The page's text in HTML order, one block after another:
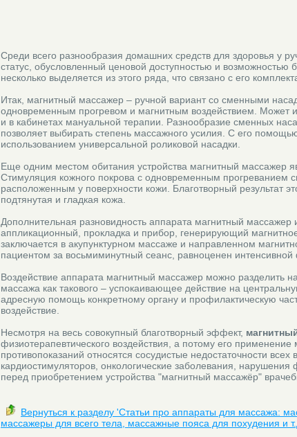
Среди всего разнообразия домашних средств для здоровья у
статус, обусловленный ценовой доступностью и
несколько выделяется из этого ряда, что связано с его
Итак, магнитный массажер – ручной вариант со сменными
одновременным прогревом и магнитным воздействием. Может
и в кабинетах мануальной терапии. Разнообразие сменных
позволяет выбирать степень массажного усилия. С его
использованием универсальной роликовой насадки.
Еще одним местом обитания устройства магнитный массажер
Стимуляция кожного покрова с одновременным прогреванием
расположенным у поверхности кожи. Благотворный результат
подтянутая и гладкая кожа.
Дополнительная разновидность аппарата магнитный массажер
аппликационный, прокладка и прибор, генерирующий
заключается в акупунктурном массаже и направленном
пациентом за восьмиминутный сеанс, равноценен интенсивной
Воздействие аппарата магнитный массажер можно разделить
массажа как такового – успокаивающее действие на
адресную помощь конкретному органу и профилактическую
воздействие.
Несмотря на весь совокупный благотворный эффект,
физиотерапевтического воздействия, а потому его
противопоказаний относятся сосудистые недостаточности
кардиостимуляторов, онкологические заболевания,
перед приобретением устройства "магнитный массажёр"
Вернуться к разделу 'Статьи про аппараты для массажа:
массажеры для всего тела, массажные пояса для похудения и